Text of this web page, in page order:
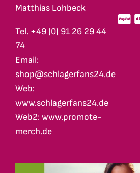
Matthias Lohbeck
Tel. +49 (0) 91 26 29 44
74
Email:
shop@schlagerfans24.de
Web:
www.schlagerfans24.de
Web2: www.promote-
merch.de